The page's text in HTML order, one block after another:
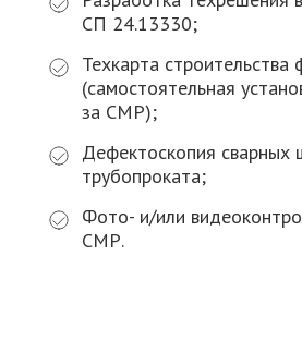
СП 24.13330;
Техкарта строительства
(самостоятельная
за СМР);
Дефектоскопия
трубопроката;
Фото- и/или
СМР.